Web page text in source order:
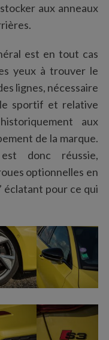
aux anneaux
est en tout cas
yeux à trouver le
lignes, nécessaire
sportif et relative
aux
de la marque.
donc réussie,
optionnelles en
éclatant pour ce qui